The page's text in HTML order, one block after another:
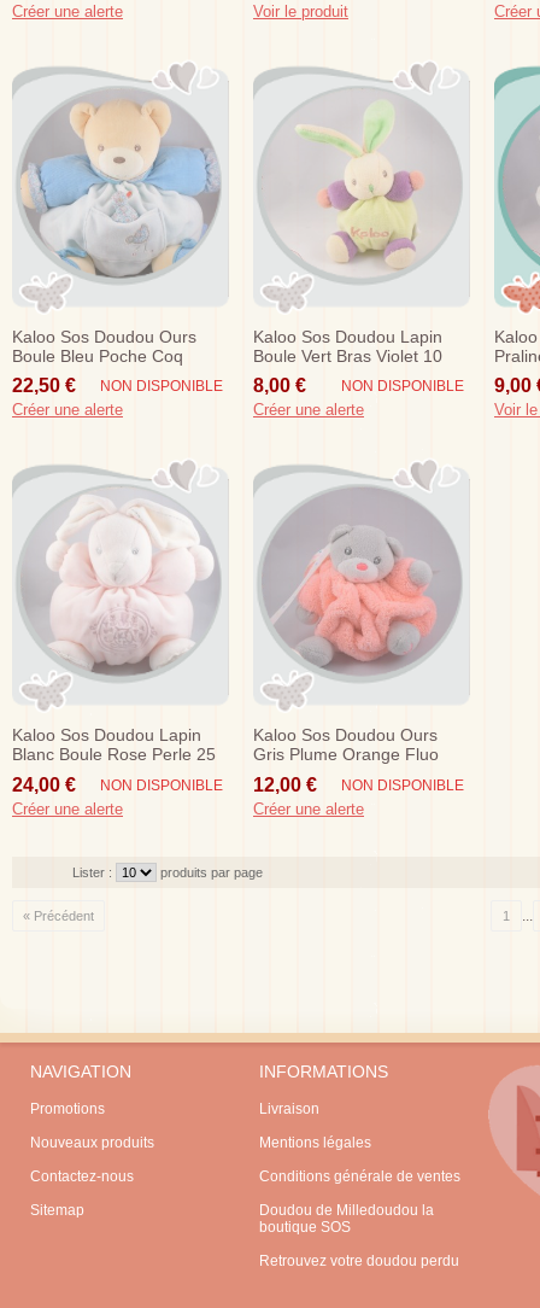
Créer une alerte Voir le produit Créer
Kaloo Sos Doudou Ours
Boule Bleu Poche Coq
Poule 30cm
22,50 € NON DISPONIBLE
Créer une alerte
Kaloo Sos Doudou Lapin
Boule Vert Bras Violet 10
Cm
8,00 € NON DISPONIBLE
Créer une alerte
9,00
Voir
Kaloo Sos Doudou Lapin
Blanc Boule Rose Perle 25
Cm
24,00 € NON DISPONIBLE
Créer une alerte
Kaloo Sos Doudou Ours
Gris Plume Orange Fluo
Accroche Tetine 11 Cm
12,00 € NON DISPONIBLE
Créer une alerte
Lister : produits par page
« Précédent 1 ...
NAVIGATION
Promotions
Nouveaux produits
Contactez-nous
Sitemap
INFORMATIONS
Livraison
Mentions légales
Conditions générale de ventes
Doudou de Milledoudou la
boutique SOS
Retrouvez votre doudou perdu